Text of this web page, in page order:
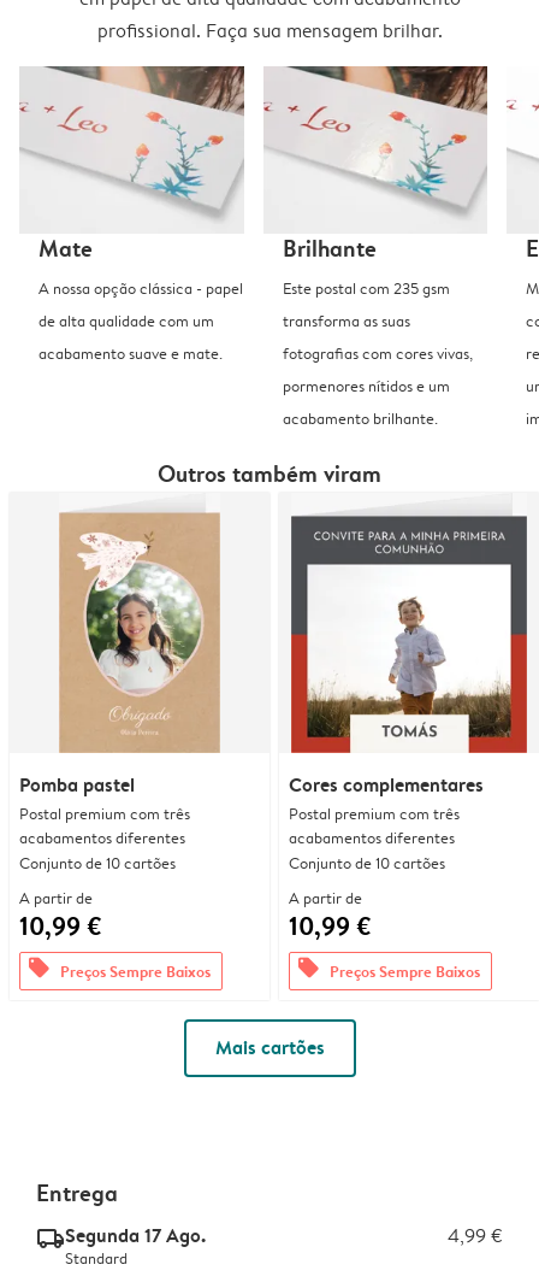
profissional. Faça sua mensagem brilhar.
Mate
A nossa opção clássica - papel
de alta qualidade com um
acabamento suave e mate.
Brilhante
Este postal com 235 gsm
transforma as suas
fotografias com cores vivas,
pormenores nítidos e um
acabamento brilhante.
Outros também viram
Pomba pastel
Postal premium com três
acabamentos diferentes
Conjunto de 10 cartões
A partir de
10,99 €
offers Preços Sempre Baixos
Cores complementares
Postal premium com três
acabamentos diferentes
Conjunto de 10 cartões
A partir de
10,99 €
offers Preços Sempre Baixos
Mais cartões
Entrega
delivery_standard_v2Segunda 17 Ago. 4,99 €
Standard